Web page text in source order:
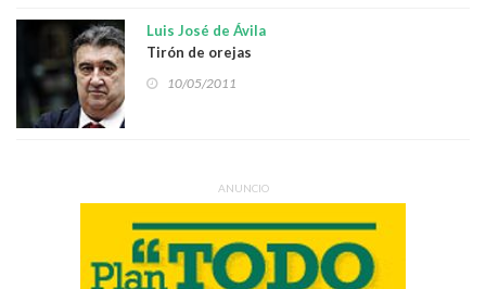
Luis José de Ávila
Tirón de orejas
10/05/2011
ANUNCIO